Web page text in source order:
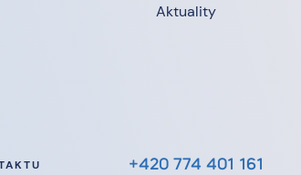
Aktuality
+420 774 401 161